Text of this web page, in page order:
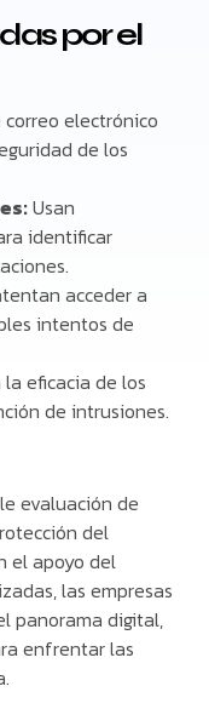
por el
electrónico
de los
Usan
identificar
acceder a
intentos de
eficacia de los
de intrusiones.
evaluación de
del
el apoyo del
las empresas
panorama digital,
enfrentar las